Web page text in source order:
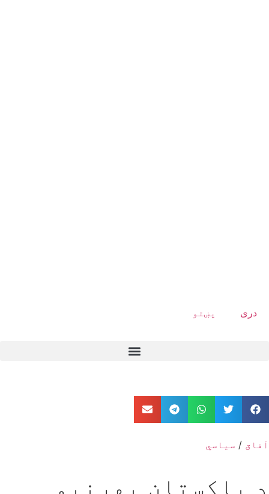
دری پښتو
آفاق / سیاسي
د پاکستان بهرنیو